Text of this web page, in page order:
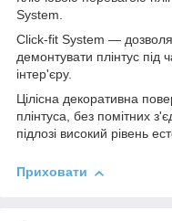
System.
Click-fit System —
демонтувати плінтус
інтер'єру.
Цілісна декоративна
плінтуса, без помітних
підлозі високий рівень
Приховати